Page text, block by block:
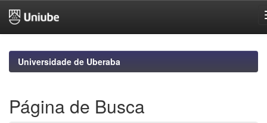
navigationUniversidade de Uberaba
Página de Busca